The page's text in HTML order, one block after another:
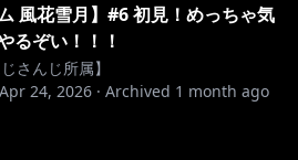
風花雪月】#6 初見！めっちゃ気
るぞい！！！
さんじ所属】
Apr 24, 2026 · Archived 1 month ago